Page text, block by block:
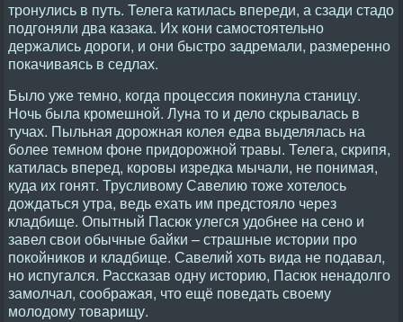
тронулись в путь. Телега катилась впереди, а сзади стадо
подгоняли два казака. Их кони самостоятельно
держались дороги, и они быстро задремали, размеренно
покачиваясь в седлах.
Было уже темно, когда процессия покинула станицу.
Ночь была кромешной. Луна то и дело скрывалась в
тучах. Пыльная дорожная колея едва выделялась на
более темном фоне придорожной травы. Телега, скрипя,
катилась вперед, коровы изредка мычали, не понимая,
куда их гонят. Трусливому Савелию тоже хотелось
дождаться утра, ведь ехать им предстояло через
кладбище. Опытный Пасюк улегся удобнее на сено и
завел свои обычные байки – страшные истории про
покойников и кладбище. Савелий хоть вида не подавал,
но испугался. Рассказав одну историю, Пасюк ненадолго
замолчал, соображая, что ещё поведать своему
молодому товарищу.